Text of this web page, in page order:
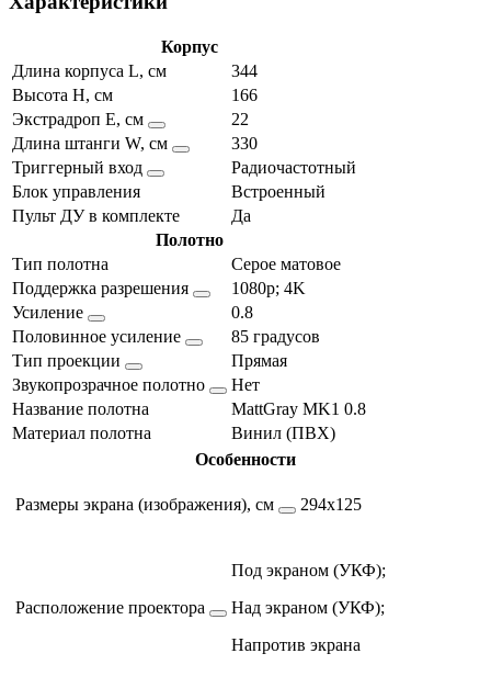
Корпус
Длина корпуса L, см
344
Высота H, см
166
Экстрадроп E, см
22
Длина штанги W, см
330
Триггерный вход
Радиочастотный
Блок управления
Встроенный
Пульт ДУ в комплекте
Да
Полотно
Тип полотна
Серое матовое
Поддержка разрешения
1080p; 4K
Усиление
0.8
Половинное усиление
85 градусов
Тип проекции
Прямая
Звукопрозрачное полотно
Нет
Название полотна
MattGray MK1 0.8
Материал полотна
Винил (ПВХ)
Особенности
Размеры экрана (изображения), см 294х125
Расположение проектора
Под экраном (УКФ);
Над экраном (УКФ);
Напротив экрана